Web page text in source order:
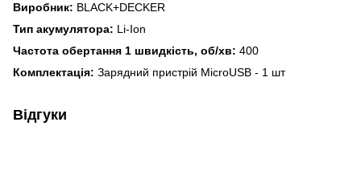
Виробник: BLACK+DECKER
Тип акумулятора: Li-Ion
Частота обертання 1 швидкість, об/хв: 400
Комплектація: Зарядний пристрій MicroUSB - 1 шт
Відгуки